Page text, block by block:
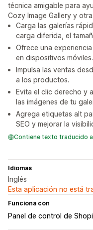
técnica amigable para
Cozy Image Gallery y
Carga las galerías
carga diferida, el
Ofrece una
en dispositivos móviles.
Impulsa las ventas
a los productos.
Evita el clic derecho y
las imágenes de tu
Agrega etiquetas alt
SEO y mejorar la
Contiene texto traducido
Idiomas
Inglés
Esta aplicación no está
Funciona con
Panel de control de